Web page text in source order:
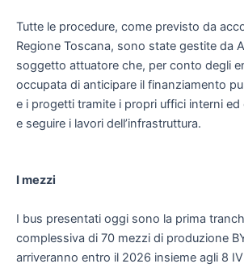
Tutte le procedure, come previsto da
Regione Toscana, sono state gestite da
soggetto attuatore che, per conto degli
occupata di anticipare il finanziamento
e i progetti tramite i propri uffici interni ed
e seguire i lavori dell’infrastruttura.
I mezzi
I bus presentati oggi sono la prima
complessiva di 70 mezzi di produzione
arriveranno entro il 2026 insieme agli 8